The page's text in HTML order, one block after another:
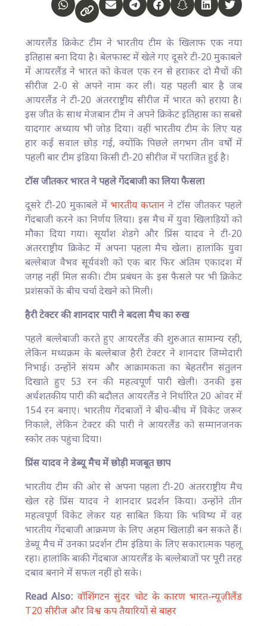
आयरलैंड क्रिकेट टीम ने भारतीय टीम के खिलाफ एक नया
इतिहास बना दिया है। बेलफास्ट में खेले गए दूसरे टी-20 मुकाबले
में आयरलैंड ने भारत को केवल एक रन से हराकर दो मैचों की
सीरीज 2-0 से अपने नाम कर ली। यह पहली बार है जब
आयरलैंड ने टी-20 अंतरराष्ट्रीय सीरीज में भारत को हराया है।
इस जीत के साथ मेजबान टीम ने अपने क्रिकेट इतिहास का सबसे
यादगार अध्याय भी जोड़ दिया। वहीं भारतीय टीम के लिए यह
हार कई सवाल छोड़ गई, क्योंकि पिछले लगभग तीन वर्षों में
पहली बार टीम इंडिया किसी टी-20 सीरीज में पराजित हुई है।
टॉस जीतकर भारत ने पहले गेंदबाजी का लिया फैसला
दूसरे टी-20 मुकाबले मेंभारतीय कप्तानने टॉस जीतकर पहले
गेंदबाजी करने का निर्णय लिया। इस मैच में युवा खिलाड़ियों को
मौका दिया गया। सूर्यांश शेडगे और प्रिंस यादव ने टी-20
अंतरराष्ट्रीय क्रिकेट में अपना पहला मैच खेला। हालांकि युवा
बल्लेबाज वैभव सूर्यवंशी को एक बार फिर अंतिम एकादश में
जगह नहीं मिल सकी। टीम प्रबंधन के इस फैसले पर भी क्रिकेट
प्रशंसकों के बीच चर्चा देखने को मिली।
हैरी टेक्टर की शानदार पारी ने बदला मैच का रुख
पहले बल्लेबाजी करते हुए आयरलैंड की शुरुआत सामान्य रही,
लेकिन मध्यक्रम के बल्लेबाज हैरी टेक्टर ने शानदार जिम्मेदारी
निभाई। उन्होंने संयम और आक्रामकता का बेहतरीन संतुलन
दिखाते हुए 53 रन की महत्वपूर्ण पारी खेली। उनकी इस
अर्धशतकीय पारी की बदौलत आयरलैंड ने निर्धारित 20 ओवर में
154 रन बनाए। भारतीय गेंदबाजों ने बीच-बीच में विकेट जरूर
निकाले, लेकिन टेक्टर की पारी ने आयरलैंड को सम्मानजनक
स्कोर तक पहुंचा दिया।
प्रिंस यादव ने डेब्यू मैच में छोड़ी मजबूत छाप
भारतीय टीम की ओर से अपना पहला टी-20 अंतरराष्ट्रीय मैच
खेल रहे प्रिंस यादव ने शानदार प्रदर्शन किया। उन्होंने तीन
महत्वपूर्ण विकेट लेकर यह साबित किया कि भविष्य में वह
भारतीय गेंदबाजी आक्रमण के लिए अहम खिलाड़ी बन सकते हैं।
डेब्यू मैच में उनका प्रदर्शन टीम इंडिया के लिए सकारात्मक पहलू
रहा। हालांकि बाकी गेंदबाज आयरलैंड के बल्लेबाजों पर पूरी तरह
दबाव बनाने में सफल नहीं हो सके।
Read Also:वॉशिंगटन सुंदर चोट के कारण भारत-न्यूज़ीलैंड
T20 सीरीज और विश्व कप तैयारियों से बाहर